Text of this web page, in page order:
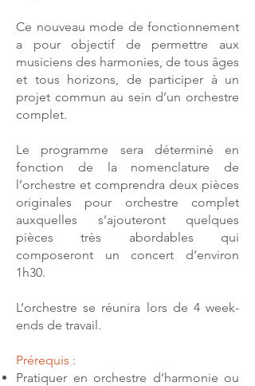
Ce nouveau mode de fonctionnement
a pour objectif de permettre aux
musiciens des harmonies, de tous âges
et tous horizons, de participer à un
projet commun au sein d’un orchestre
complet.
Le programme sera déterminé en
fonction de la nomenclature de
l’orchestre et comprendra deux pièces
originales pour orchestre complet
auxquelles s’ajouteront quelques
pièces très abordables qui
composeront un concert d’environ
1h30.
L’orchestre se réunira lors de 4 week-
ends de travail.
Prérequis :
Pratiquer en orchestre d’harmonie ou